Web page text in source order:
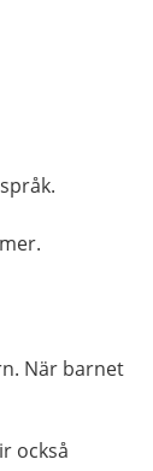
När barnet
också